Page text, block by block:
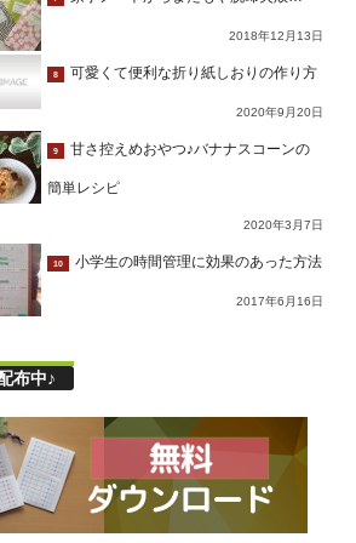
2018年12月13日
8 可愛くて便利な折り紙しおりの作り方
2020年9月20日
9 甘さ控えめおやつ♪バナナスコーンの
簡単レシピ
2020年3月7日
10 小学生の時間管理に効果のあった方法
2017年6月16日
布中♪